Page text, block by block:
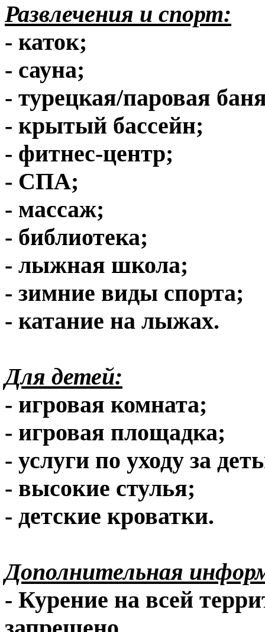
Развлечения и спорт:
- каток;
- сауна;
- турецкая/паровая
- крытый бассейн;
- фитнес-центр;
- СПА;
- массаж;
- библиотека;
- лыжная школа;
- зимние виды спорта;
- катание на лыжах.
Для детей:
- игровая комната;
- игровая площадка;
- услуги по уходу за
- высокие стулья;
- детские кроватки.
Дополнительная
- Курение на всей